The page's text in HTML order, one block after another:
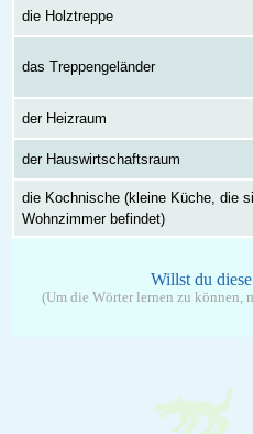
die Holztreppe
das Treppengeländer
der Heizraum
der Hauswirtschaftsraum
die Kochnische (kleine Küche, die
Wohnzimmer befindet)
Willst du
(Um die Wörter lernen zu können,